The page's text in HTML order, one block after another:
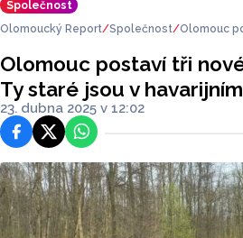
Společnost
Olomoucký Report Společnost Olomouc
Olomouc postaví tři
Ty staré jsou v
23. dubna 2025 v 12:02
FacebookPlatforma X
WhatsApp